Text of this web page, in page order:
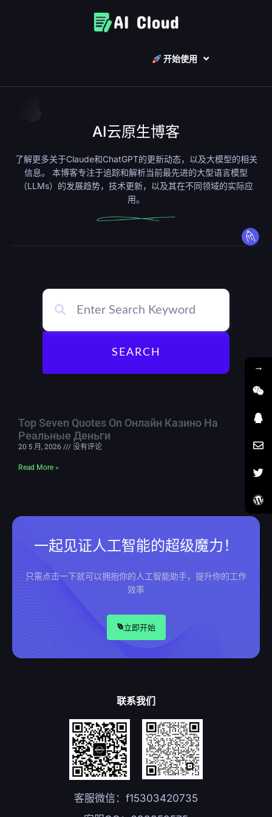
开始使用
AI云原生博客
了解更多关于Claude和ChatGPT的更新动态，以及大模型的相关
信息。 本博客专注于追踪和解析当前最先进的大型语言模型
（LLMs）的发展趋势，技术更新，以及其在不同领域的实际应
用。
SEARCH
Top Seven Quotes On Онлайн Казино На
Реальные Деньги
20 5 月, 2026 没有评论
Read More »
一起见证人工智能的超级魔力！
只需点击一下就可以拥抱你的人工智能助手，提升你的工作
效率
立即开始
联系我们
客服微信：f15303420735
→